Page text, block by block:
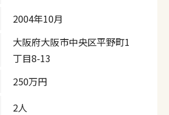
2004年10月
大阪府大阪市中央区平野町1
丁目8-13
250万円
2人